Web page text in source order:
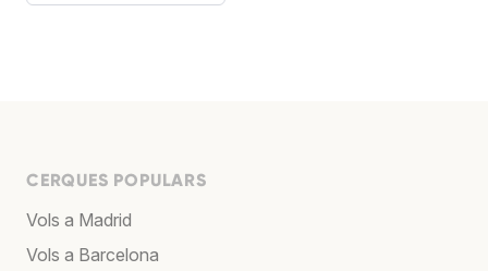
CERQUES POPULARS
Vols a Madrid
Vols a Barcelona